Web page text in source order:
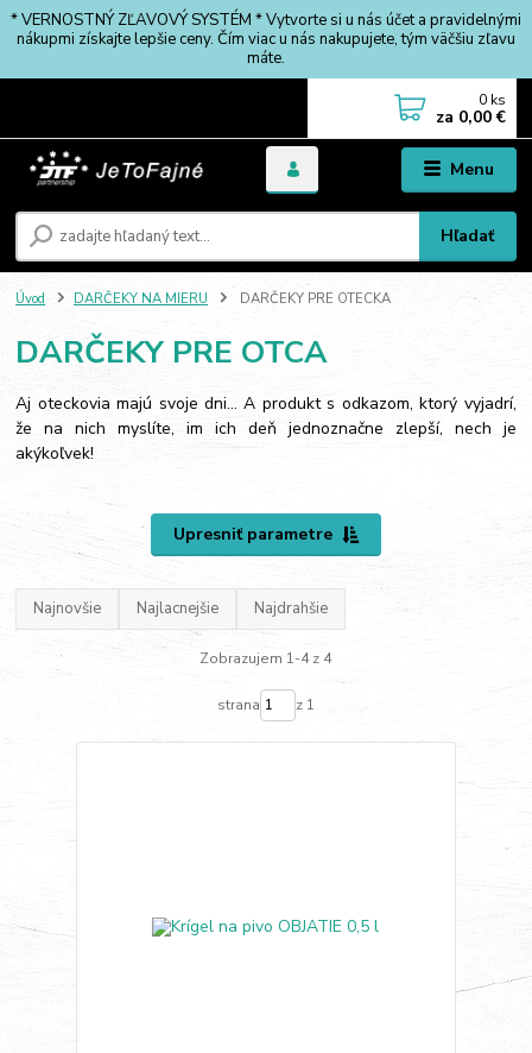
* VERNOSTNÝ ZĽAVOVÝ SYSTÉM * Vytvorte si u nás účet a pravidelnými
nákupmi získajte lepšie ceny. Čím viac u nás nakupujete, tým väčšiu zľavu
máte.
Menu
Hľadať
0 ks
za 0,00 €
Úvod DARČEKY NA MIERU DARČEKY PRE OTECKA
DARČEKY PRE OTCA
Aj oteckovia majú svoje dni... A produkt s odkazom, ktorý vyjadrí,
že na nich myslíte, im ich deň jednoznačne zlepší, nech je
akýkoľvek!
Upresniť parametre
Najnovšie Najlacnejšie Najdrahšie
Zobrazujem 1-4 z 4
strana z 1